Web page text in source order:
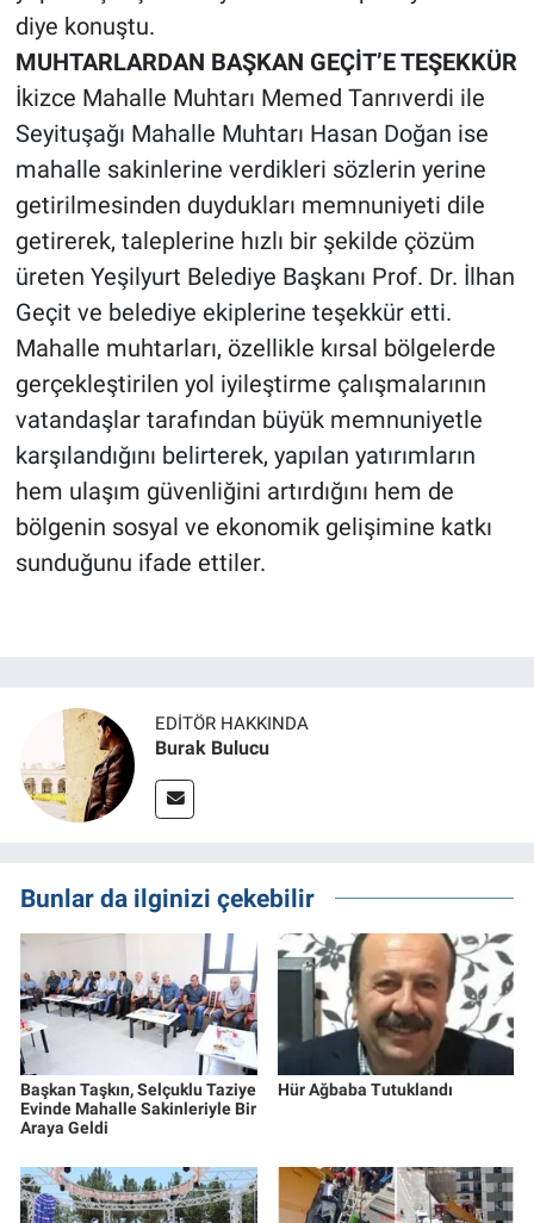
diye konuştu.
MUHTARLARDAN BAŞKAN GEÇİT’E TEŞEKKÜR
İkizce Mahalle Muhtarı Memed Tanrıverdi ile
Seyituşağı Mahalle Muhtarı Hasan Doğan ise
mahalle sakinlerine verdikleri sözlerin yerine
getirilmesinden duydukları memnuniyeti dile
getirerek, taleplerine hızlı bir şekilde çözüm
üreten Yeşilyurt Belediye Başkanı Prof. Dr. İlhan
Geçit ve belediye ekiplerine teşekkür etti.
Mahalle muhtarları, özellikle kırsal bölgelerde
gerçekleştirilen yol iyileştirme çalışmalarının
vatandaşlar tarafından büyük memnuniyetle
karşılandığını belirterek, yapılan yatırımların
hem ulaşım güvenliğini artırdığını hem de
bölgenin sosyal ve ekonomik gelişimine katkı
sunduğunu ifade ettiler.
EDITÖR HAKKINDA
Burak Bulucu
Bunlar da ilginizi çekebilir
Başkan Taşkın, Selçuklu Taziye
Evinde Mahalle Sakinleriyle Bir
Araya Geldi
Hür Ağbaba Tutuklandı